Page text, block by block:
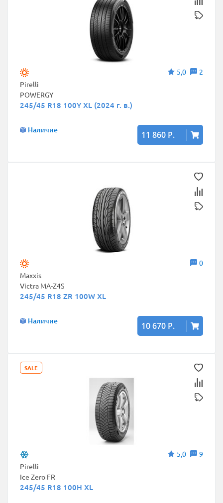
5,0
2
Pirelli
POWERGY
245/45 R18 100Y XL (2024 г. в.)
Наличие 11 860 Р.
0
Maxxis
Victra MA-Z4S
245/45 R18 ZR 100W XL
Наличие 10 670 Р.
SALE
5,0
9
Pirelli
Ice Zero FR
245/45 R18 100H XL